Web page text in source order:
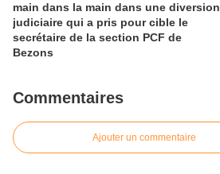
main dans la main dans une diversion
judiciaire qui a pris pour cible le
secrétaire de la section PCF de
Bezons
Commentaires
Ajouter un commentaire